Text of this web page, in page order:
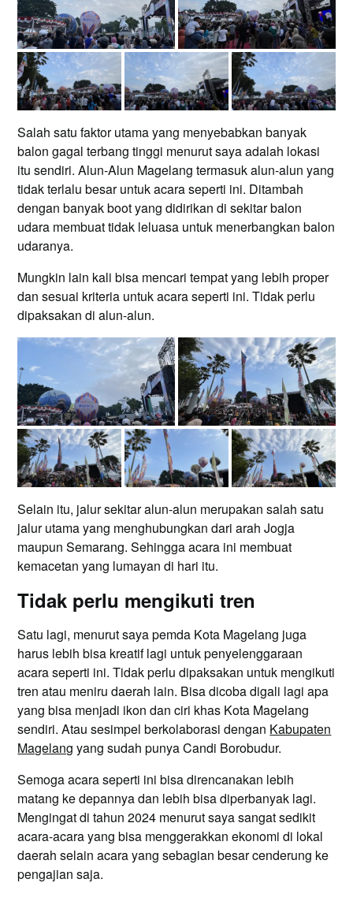
Salah satu faktor utama yang menyebabkan banyak
balon gagal terbang tinggi menurut saya adalah lokasi
itu sendiri. Alun-Alun Magelang termasuk alun-alun yang
tidak terlalu besar untuk acara seperti ini. Ditambah
dengan banyak boot yang didirikan di sekitar balon
udara membuat tidak leluasa untuk menerbangkan balon
udaranya.
Mungkin lain kali bisa mencari tempat yang lebih proper
dan sesuai kriteria untuk acara seperti ini. Tidak perlu
dipaksakan di alun-alun.
Selain itu, jalur sekitar alun-alun merupakan salah satu
jalur utama yang menghubungkan dari arah Jogja
maupun Semarang. Sehingga acara ini membuat
kemacetan yang lumayan di hari itu.
Tidak perlu mengikuti tren
Satu lagi, menurut saya pemda Kota Magelang juga
harus lebih bisa kreatif lagi untuk penyelenggaraan
acara seperti ini. Tidak perlu dipaksakan untuk mengikuti
tren atau meniru daerah lain. Bisa dicoba digali lagi apa
yang bisa menjadi ikon dan ciri khas Kota Magelang
sendiri. Atau sesimpel berkolaborasi dengan Kabupaten
Magelang yang sudah punya Candi Borobudur.
Semoga acara seperti ini bisa direncanakan lebih
matang ke depannya dan lebih bisa diperbanyak lagi.
Mengingat di tahun 2024 menurut saya sangat sedikit
acara-acara yang bisa menggerakkan ekonomi di lokal
daerah selain acara yang sebagian besar cenderung ke
pengajian saja.